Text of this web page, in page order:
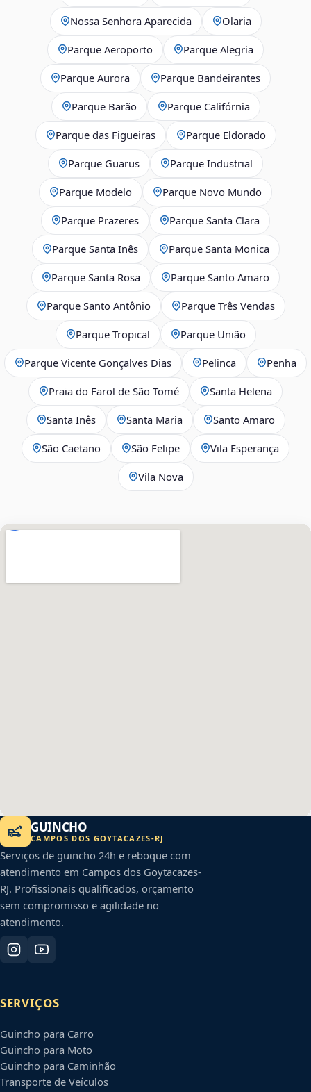
Nossa Senhora Aparecida Olaria
Parque Aeroporto Parque Alegria
Parque Aurora Parque Bandeirantes
Parque Barão Parque Califórnia
Parque das Figueiras Parque Eldorado
Parque Guarus Parque Industrial
Parque Modelo Parque Novo Mundo
Parque Prazeres Parque Santa Clara
Parque Santa Inês Parque Santa Monica
Parque Santa Rosa Parque Santo Amaro
Parque Santo Antônio Parque Três Vendas
Parque Tropical Parque União
Parque Vicente Gonçalves Dias Pelinca Penha
Praia do Farol de São Tomé Santa Helena
Santa Inês Santa Maria Santo Amaro
São Caetano São Felipe Vila Esperança
Vila Nova
GUINCHO
CAMPOS DOS GOYTACAZES-RJ
Serviços de guincho 24h e reboque com
atendimento em Campos dos Goytacazes-
RJ. Profissionais qualificados, orçamento
sem compromisso e agilidade no
atendimento.
SERVIÇOS
Guincho para Carro
Guincho para Moto
Guincho para Caminhão
Transporte de Veículos